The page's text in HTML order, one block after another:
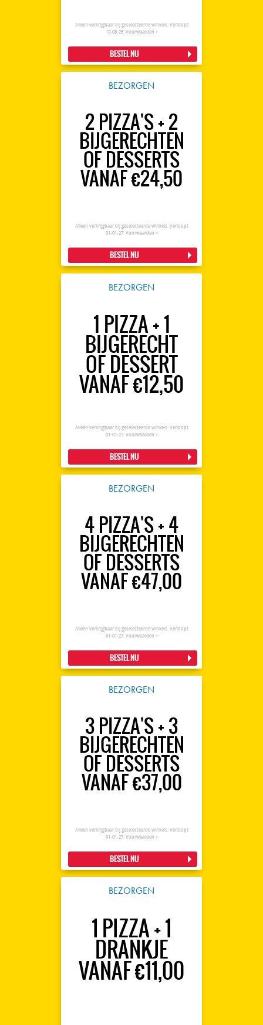
Alleen verkrijgbaar bij geselecteerde winkels. Verloopt
10-08-26. Voorwaarden >
BESTEL NU
BEZORGEN
2 PIZZA'S + 2
BIJGERECHTEN
OF DESSERTS
VANAF €24,50
Alleen verkrijgbaar bij geselecteerde winkels. Verloopt
01-01-27. Voorwaarden >
BESTEL NU
BEZORGEN
1 PIZZA + 1
BIJGERECHT
OF DESSERT
VANAF €12,50
Alleen verkrijgbaar bij geselecteerde winkels. Verloopt
01-01-27. Voorwaarden >
BESTEL NU
BEZORGEN
4 PIZZA'S + 4
BIJGERECHTEN
OF DESSERTS
VANAF €47,00
Alleen verkrijgbaar bij geselecteerde winkels. Verloopt
01-01-27. Voorwaarden >
BESTEL NU
BEZORGEN
3 PIZZA'S + 3
BIJGERECHTEN
OF DESSERTS
VANAF €37,00
Alleen verkrijgbaar bij geselecteerde winkels. Verloopt
01-01-27. Voorwaarden >
BESTEL NU
BEZORGEN
1 PIZZA + 1
DRANKJE
VANAF €11,00